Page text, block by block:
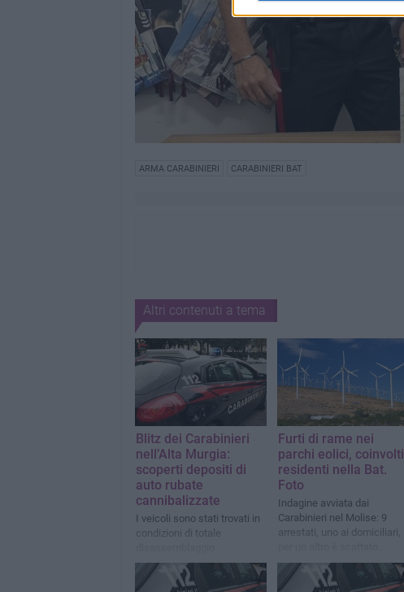
ARMA CARABINIERI CARABINIERI BAT
Altri contenuti a tema
Blitz dei Carabinieri
nell’Alta Murgia:
scoperti depositi di
auto rubate
cannibalizzate
I veicoli sono stati trovati in
condizioni di totale
Furti di rame nei
parchi eolici, coinvolti
residenti nella Bat.
Foto
Indagine avviata dai
Carabinieri nel Molise: 9
arrestati, uno ai domiciliari,
l'obbligo di dimora